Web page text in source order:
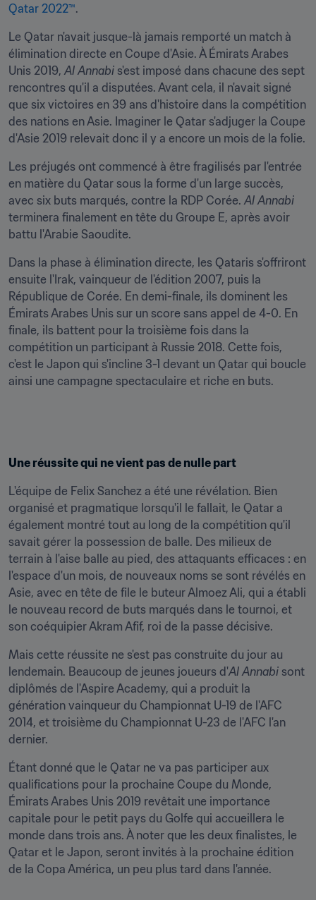
Qatar 2022™.
Le Qatar n'avait jusque-là jamais remporté un match à
élimination directe en Coupe d'Asie. À Émirats Arabes
Unis 2019, Al Annabi s'est imposé dans chacune des sept
rencontres qu'il a disputées. Avant cela, il n'avait signé
que six victoires en 39 ans d'histoire dans la compétition
des nations en Asie. Imaginer le Qatar s'adjuger la Coupe
d'Asie 2019 relevait donc il y a encore un mois de la folie.
Les préjugés ont commencé à être fragilisés par l'entrée
en matière du Qatar sous la forme d'un large succès,
avec six buts marqués, contre la RDP Corée. Al Annabi
terminera finalement en tête du Groupe E, après avoir
battu l'Arabie Saoudite.
Dans la phase à élimination directe, les Qataris s'offriront
ensuite l'Irak, vainqueur de l'édition 2007, puis la
République de Corée. En demi-finale, ils dominent les
Émirats Arabes Unis sur un score sans appel de 4-0. En
finale, ils battent pour la troisième fois dans la
compétition un participant à Russie 2018. Cette fois,
c'est le Japon qui s'incline 3-1 devant un Qatar qui boucle
ainsi une campagne spectaculaire et riche en buts.
Une réussite qui ne vient pas de nulle part
L'équipe de Felix Sanchez a été une révélation. Bien
organisé et pragmatique lorsqu'il le fallait, le Qatar a
également montré tout au long de la compétition qu'il
savait gérer la possession de balle. Des milieux de
terrain à l'aise balle au pied, des attaquants efficaces : en
l'espace d'un mois, de nouveaux noms se sont révélés en
Asie, avec en tête de file le buteur Almoez Ali, qui a établi
le nouveau record de buts marqués dans le tournoi, et
son coéquipier Akram Afif, roi de la passe décisive.
Mais cette réussite ne s'est pas construite du jour au
lendemain. Beaucoup de jeunes joueurs d'Al Annabi sont
diplômés de l'Aspire Academy, qui a produit la
génération vainqueur du Championnat U-19 de l'AFC
2014, et troisième du Championnat U-23 de l'AFC l'an
dernier.
Étant donné que le Qatar ne va pas participer aux
qualifications pour la prochaine Coupe du Monde,
Émirats Arabes Unis 2019 revêtait une importance
capitale pour le petit pays du Golfe qui accueillera le
monde dans trois ans. À noter que les deux finalistes, le
Qatar et le Japon, seront invités à la prochaine édition
de la Copa América, un peu plus tard dans l'année.